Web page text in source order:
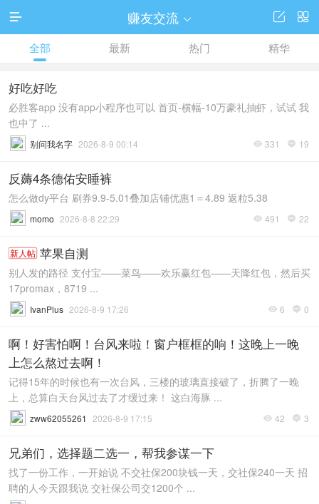
 赚友交流  

全部 最新 热门 精华
好吃好吃
必胜客app 没有app小程序也可以 首页-横幅-10万豪礼抽虾，试试 我
也中了 ...
 331  19
别问我名字 2026-8-9 00:14
反薅4条德佑安睡裤
怎么做dy平台 刷券9.9-5.01叠加店铺优惠1＝4.89 返粒5.38
 491  22
momo 2026-8-8 22:29
新人帖 苹果自测
别人发的路径 支付宝——菜鸟——欢乐赢红包——天降红包，然后买
17promax，8719 ...
 6  0
IvanPlus 2026-8-9 17:26
啊！好害怕啊！台风来啦！窗户框框的响！这晚上一晚
上怎么熬过去啊！
记得15年的时候也有一次台风，三楼的玻璃直接破了，折腾了一晚
上，总算白天台风过去了才缓过来！ 这白海豚 ...
 42  3
zww62055261 2026-8-9 17:15
兄弟们，选择题二选一，帮我参谋一下
找了一份工作，一开始说 不交社保200块钱一天，交社保240一天 招
聘的人今天跟我说 交社保公司交1200个 ...